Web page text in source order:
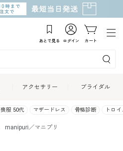
あとで見る ログイン カート
アクセサリー ブライダル
喪服 50代 マザードレス 骨格診断 トロ
manipuri／マニプリ